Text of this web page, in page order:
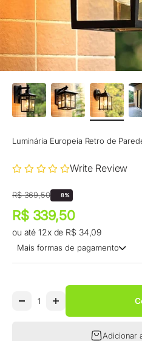
Luminária Europeia Retro de
Write Review
Preço promocional
Preço normal
R$ 369,50 8%
Preço promocional
R$ 339,50
ou até 12x de R$ 34,09
Mais formas de pagamento
Adicionar